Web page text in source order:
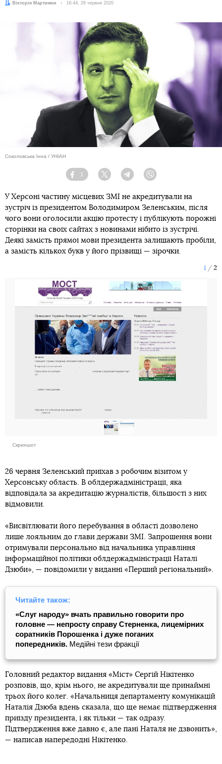
Автор:Вікторія Мартинюк Дата:
16:44, 26 червня 2020
Соколовська Інна / УНІАН
Facebook
1
Twitter TelegramViber
У Херсоні частину місцевих ЗМІ не акредитували на
зустріч із президентом Володимиром Зеленським, після
чого вони оголосили акцію протесту і публікують порожні
сторінки на своїх сайтах з новинами нібито із зустрічі.
Деякі замість прямої мови президента залишають пробіли,
а замість кількох букв у його прізвищі — зірочки.
1 2
Скриншот
26 червня Зеленський приїхав з робочим візитом у
Херсонську область. В облдержадміністрації, яка
відповідала за акредитацію журналістів, більшості з них
відмовили.
«Висвітлювати його перебування в області дозволено
лише лояльним до глави держави ЗМІ. Запрошення вони
отримували персонально від начальника управління
інформаційної політики облдержадміністрації Наталі
Дзюби», — повідомили у виданні «Перший регіональний».
Читайте також:
«Слуг народу» вчать правильно говорити про
головне — непросту справу Стерненка, лицемірних
соратників Порошенка і дуже поганих
попередників. Медійні тези фракції
Головний редактор видання «Міст» Сергій Нікітенко
розповів, що, крім нього, не акредитували ще принаймні
трьох його колег. «Начальниця департаменту комунікацій
Наталія Дзюба вдень сказала, що ще немає підтвердження
приїзду президента, і як тільки — так одразу.
Підтвердження вже давно є, але пані Наталя не дзвонить»,
— написав напередодні Нікітенко.